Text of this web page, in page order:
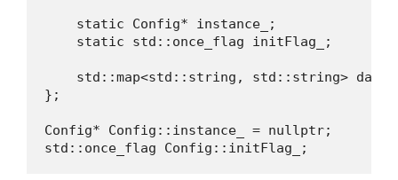
    static Config* instance_;
    static std::once_flag initFlag_;
std::map<std::string, std::string>
};
Config* Config::instance_ = nullptr;
std::once_flag Config::initFlag_;